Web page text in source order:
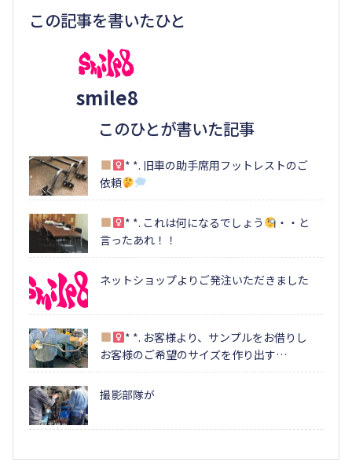
この記事を書いたひと
smile8
このひとが書いた記事
* *. 旧車の助手席用フットレストのご
依頼
* *. これは何になるでしょう
・・と
言ったあれ！！
ネットショップよりご発注いただきました
* *. お客様より、サンプルをお借りし
お客様のご希望のサイズを作り出す…
撮影部隊が